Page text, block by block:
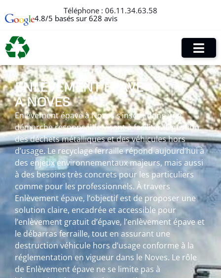
Téléphone : 06.11.34.63.58
4.8/5 basés sur 628 avis
ENLÈVEMENT ÉPAVE
À NOVES
Enlèvement épave à Noves s’inscrit dans une
démarche responsable visant à faciliter la gestion
des déchets métalliques et des véhicules hors
d’usage. Le recyclage ferraille répond aujourd’hui à
des enjeux environnementaux majeurs, mais aussi
à des besoins très concrets pour les particuliers
comme pour les professionnels. À travers
Enlèvement épave, l’objectif est de proposer une
solution claire, encadrée et accessible pour
l’enlèvement gratuit d’épave, l’enlèvement épave et
le débarras ferraille, tout en assurant une
destruction véhicule hors d’usage conforme à la
réglementation en vigueur dans le Noves. Le rôle
de Enlèvement épave ne se limite pas à